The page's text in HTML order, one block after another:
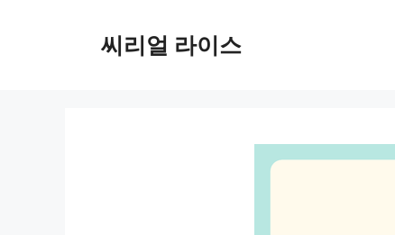
씨리얼 라이스